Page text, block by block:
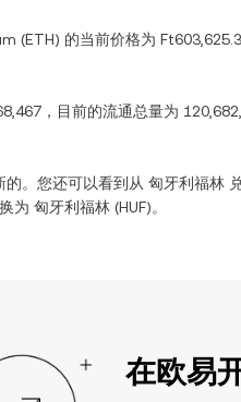
(ETH) 的当前价格为 Ft603,625.3
，目前的流通总量为
的。您还可以看到从 匈牙利福林
为 匈牙利福林 (HUF)。
在欧易